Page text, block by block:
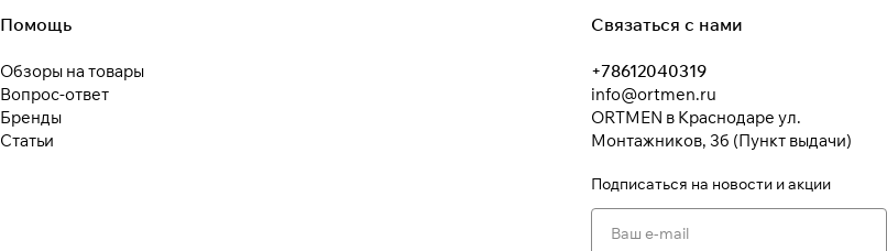
Помощь
Обзоры на товары
Вопрос-ответ
Бренды
Статьи
Связаться с нами
+78612040319
info@ortmen.ru
ORTMEN в Краснодаре ул.
Монтажников, 3б (Пункт выдачи)
Подписаться на новости и акции